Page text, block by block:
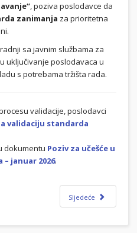
, poziva poslodavce da
zanimanja za prioritetna
sa javnim službama za
uključivanje poslodavaca u
s potrebama tržišta rada.
validacije, poslodavci
validaciju standarda
dokumentu Poziv za učešće u
januar 2026.
Sljedeće